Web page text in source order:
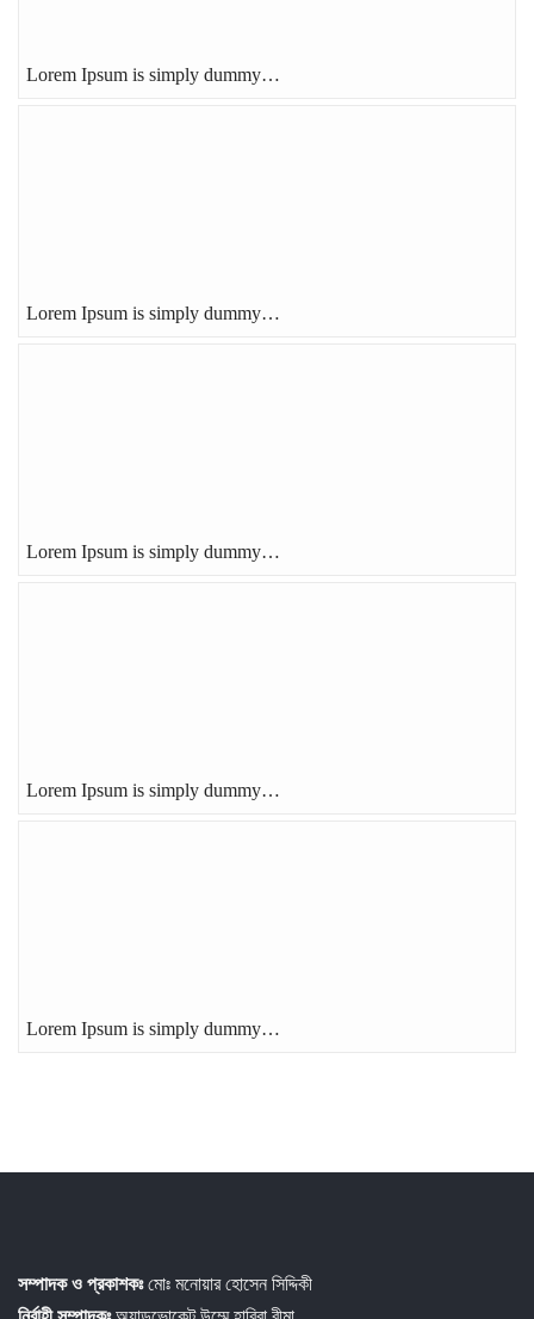
Lorem Ipsum is simply dummy…
Lorem Ipsum is simply dummy…
Lorem Ipsum is simply dummy…
Lorem Ipsum is simply dummy…
Lorem Ipsum is simply dummy…
সম্পাদক ও প্রকাশকঃমোঃ মনোয়ার হোসেন সিদ্দিকী